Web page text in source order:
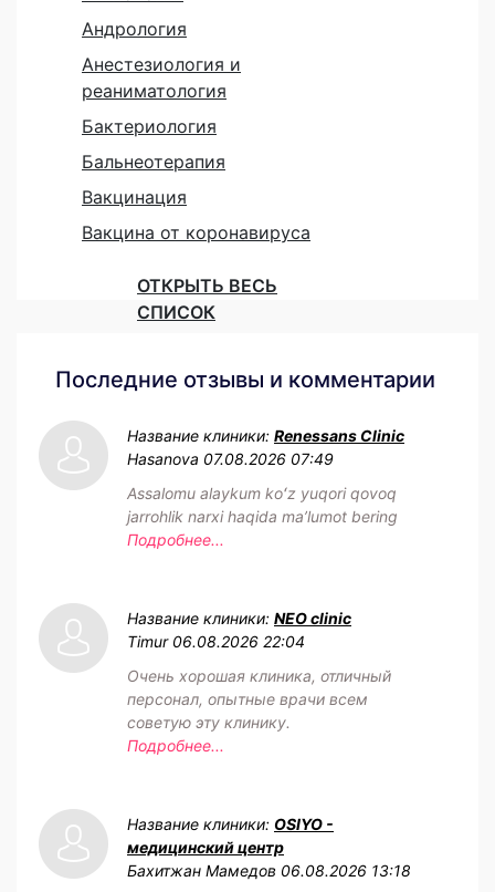
Андрология
Анестезиология и
реаниматология
Бактериология
Бальнеотерапия
Вакцинация
Вакцина от коронавируса
ОТКРЫТЬ ВЕСЬ
СПИСОК
Последние отзывы и комментарии
Название клиники: Renessans Clinic
Hasanova 07.08.2026 07:49
Assalomu alaykum koʻz yuqori qovoq
jarrohlik narxi haqida maʼlumot bering
Подробнее...
Название клиники: NEO clinic
Timur 06.08.2026 22:04
Очень хорошая клиника, отличный
персонал, опытные врачи всем
советую эту клинику.
Подробнее...
Название клиники: OSIYO -
медицинский центр
Бахитжан Мамедов 06.08.2026 13:18